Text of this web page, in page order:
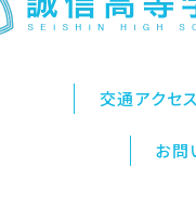
交通アクセス
お問